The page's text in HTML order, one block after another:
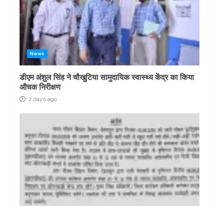
News
डीएम अंशुल सिंह ने चौखुटिया सामुदायिक स्वास्थ्य केंद्र का किया
औचक निरीक्षण
2 days ago